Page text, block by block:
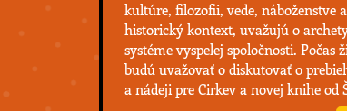
kultúre, filozofii, vede, náboženstve
historický kontext, uvažujú o
systéme vyspelej spoločnosti.
budú uvažovať o diskutovať o
a nádeji pre Cirkev a novej knihe od